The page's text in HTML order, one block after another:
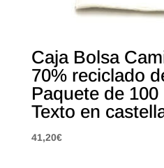
Caja Bolsa
70% reciclado
Paquete de
Texto en
41,20€